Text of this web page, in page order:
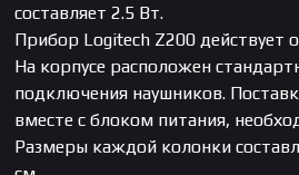
составляет 2.5 Вт.
Прибор Logitech Z200 действует
На корпусе расположен
подключения наушников.
вместе с блоком питания,
Размеры каждой колонки